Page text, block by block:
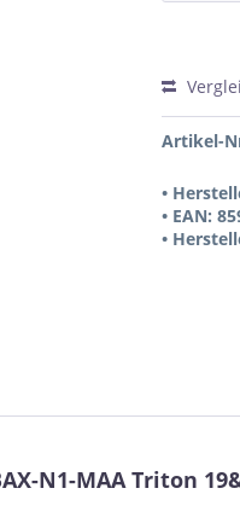
Artikel-
•
• EAN:
•
N1-MAA Triton